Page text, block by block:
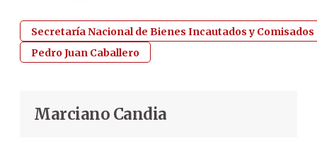
Secretaría Nacional de Bienes Incautados y Comisados
Pedro Juan Caballero
Marciano Candia